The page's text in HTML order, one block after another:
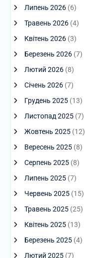
Липень 2026(6)
Травень 2026(4)
Квітень 2026(3)
Березень 2026(7)
Лютий 2026(8)
Січень 2026(7)
Грудень 2025(13)
Листопад 2025(7)
Жовтень 2025(12)
Вересень 2025(8)
Серпень 2025(8)
Липень 2025(7)
Червень 2025(15)
Травень 2025(25)
Квітень 2025(13)
Березень 2025(4)
Лютий 2025(7)